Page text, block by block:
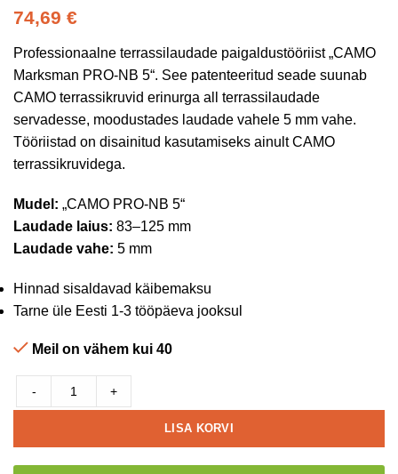
74,69 €
Professionaalne terrassilaudade paigaldustööriist „CAMO
Marksman PRO-NB 5“. See patenteeritud seade suunab
CAMO terrassikruvid erinurga all terrassilaudade
servadesse, moodustades laudade vahele 5 mm vahe.
Tööriistad on disainitud kasutamiseks ainult CAMO
terrassikruvidega.
Mudel: „CAMO PRO-NB 5“
Laudade laius: 83–125 mm
Laudade vahe: 5 mm
Hinnad sisaldavad käibemaksu
Tarne üle Eesti 1-3 tööpäeva jooksul
Meil on vähem kui 40
- +
LISA KORVI